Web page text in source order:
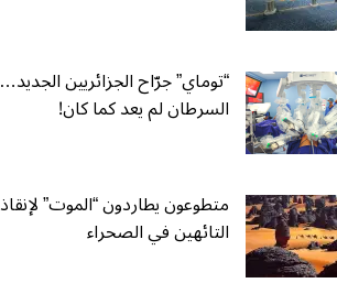
“توماي” جرّاح الجزائريين الجديد…
السرطان لم يعد كما كان!
متطوعون يطاردون “الموت” لإنقاذ
التائهين في الصحراء